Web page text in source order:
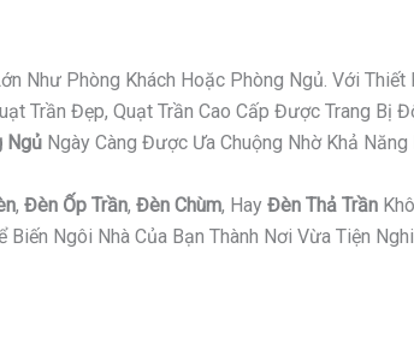
Như Phòng Khách Hoặc Phòng Ngủ. Với
Trần Đẹp, Quạt Trần Cao Cấp Được Trang
Ngủ Ngày Càng Được Ưa Chuộng Nhờ Khả
, Đèn Ốp Trần, Đèn Chùm, Hay Đèn Thả Trần
Ngôi Nhà Của Bạn Thành Nơi Vừa Tiện